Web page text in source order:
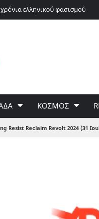
ελληνικού φασισμού
ΚΟΣΜΟΣ
Resist Reclaim Revolt 2024 (31